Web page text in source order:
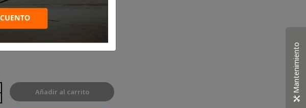
Amarillo
Añadir al carrito Mantenimiento